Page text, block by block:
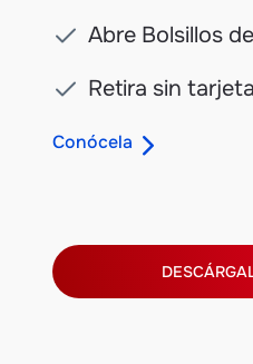
Abre Bolsillos
Retira sin tarjeta
Conócela